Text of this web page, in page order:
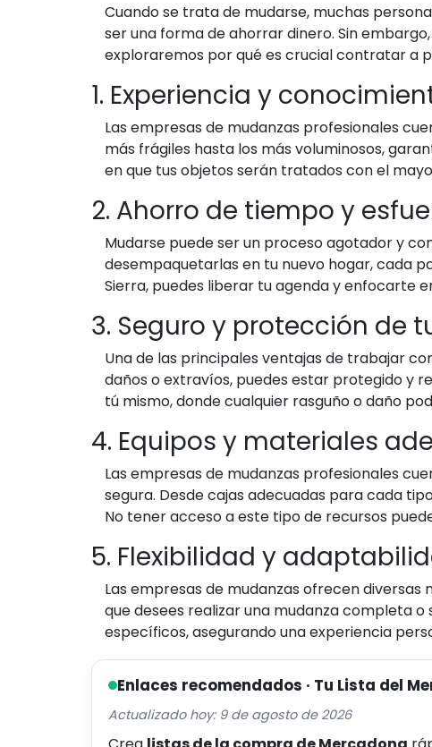
Cuando se trata de mudarse, muchas
ser una forma de ahorrar dinero. Sin
exploraremos por qué es crucial contratar a
1. Experiencia y
Las empresas de mudanzas profesionales
más frágiles hasta los más voluminosos,
en que tus objetos serán tratados con el
2. Ahorro de tiempo y
Mudarse puede ser un proceso agotador y
desempaquetarlas en tu nuevo hogar, cada
Sierra, puedes liberar tu agenda y enfocarte
3. Seguro y protección de
Una de las principales ventajas de trabajar
daños o extravíos, puedes estar protegido y
tú mismo, donde cualquier rasguño o daño
4. Equipos y materiales
Las empresas de mudanzas profesionales
segura. Desde cajas adecuadas para cada
No tener acceso a este tipo de recursos
5. Flexibilidad y
Las empresas de mudanzas ofrecen diversas
que desees realizar una mudanza completa
específicos, asegurando una experiencia
Enlaces recomendados · Tu Lista del
Actualizado hoy: 9 de agosto de 2026